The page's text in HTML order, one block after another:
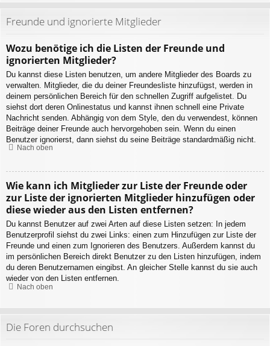
Freunde und ignorierte Mitglieder
Wozu benötige ich die Listen der Freunde und
ignorierten Mitglieder?
Du kannst diese Listen benutzen, um andere Mitglieder des Boards zu
verwalten. Mitglieder, die du deiner Freundesliste hinzufügst, werden in
deinem persönlichen Bereich für den schnellen Zugriff aufgelistet. Du
siehst dort deren Onlinestatus und kannst ihnen schnell eine Private
Nachricht senden. Abhängig von dem Style, den du verwendest, können
Beiträge deiner Freunde auch hervorgehoben sein. Wenn du einen
Benutzer ignorierst, dann siehst du seine Beiträge standardmäßig nicht.
Nach oben
Wie kann ich Mitglieder zur Liste der Freunde oder
zur Liste der ignorierten Mitglieder hinzufügen oder
diese wieder aus den Listen entfernen?
Du kannst Benutzer auf zwei Arten auf diese Listen setzen: In jedem
Benutzerprofil siehst du zwei Links: einen zum Hinzufügen zur Liste der
Freunde und einen zum Ignorieren des Benutzers. Außerdem kannst du
im persönlichen Bereich direkt Benutzer zu den Listen hinzufügen, indem
du deren Benutzernamen eingibst. An gleicher Stelle kannst du sie auch
wieder von den Listen entfernen.
Nach oben
Die Foren durchsuchen